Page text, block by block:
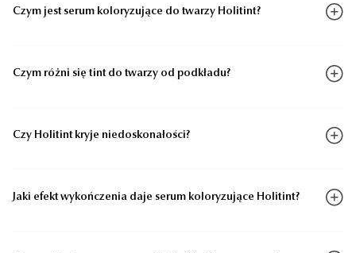
Czym jest serum koloryzujące do twarzy Holitint?
Czym różni się tint do twarzy od podkładu?
Czy Holitint kryje niedoskonałości?
Jaki efekt wykończenia daje serum koloryzujące Holitint?